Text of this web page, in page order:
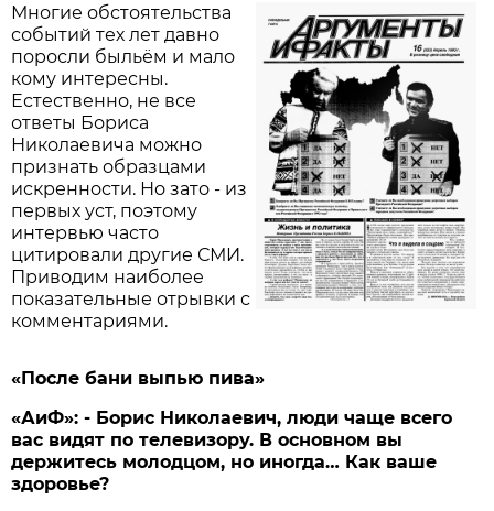
Многие обстоятельства
событий тех лет давно
поросли быльём и мало
кому интересны.
Естественно, не все
ответы Бориса
Николаевича можно
признать образцами
искренности. Но зато - из
первых уст, поэтому
интервью часто
цитировали другие СМИ.
Приводим наиболее
показательные отрывки с
комментариями.
«После бани выпью пива»
«АиФ»: - Борис Николаевич, люди чаще всего
вас видят по телевизору. В основном вы
держитесь молодцом, но иногда… Как ваше
здоровье?